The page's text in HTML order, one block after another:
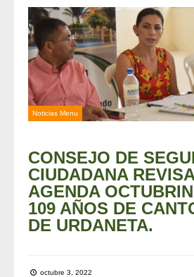
Noticias Menu
CONSEJO DE
CIUDADANA
AGENDA
109 AÑOS DE
DE URDANETA.
octubre 3, 2022